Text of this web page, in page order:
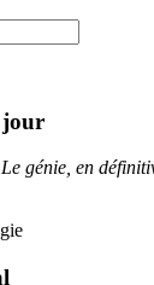
jour
Le génie, en